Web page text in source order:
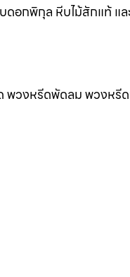
ดอกพิกุล หีบไม้สักแท้ แ
พวงหรีดพัดลม พวงหรี